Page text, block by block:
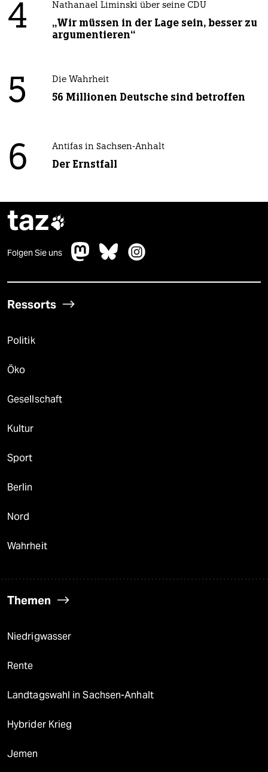
4 Nathanael Liminski über seine CDU
„Wir müssen in der Lage sein, besser zu
argumentieren“
5 Die Wahrheit
56 Millionen Deutsche sind betroffen
6 Antifas in Sachsen-Anhalt
Der Ernstfall
taz
Folgen Sie uns
Ressorts
Politik
Öko
Gesellschaft
Kultur
Sport
Berlin
Nord
Wahrheit
Themen
Niedrigwasser
Rente
Landtagswahl in Sachsen-Anhalt
Hybrider Krieg
Jemen